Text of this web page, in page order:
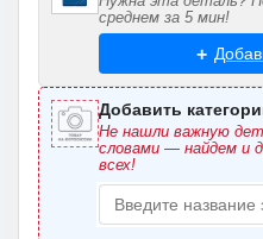
среднем за 5 мин!
Добавить
Не нашли важную
словами — найдем и
всех!